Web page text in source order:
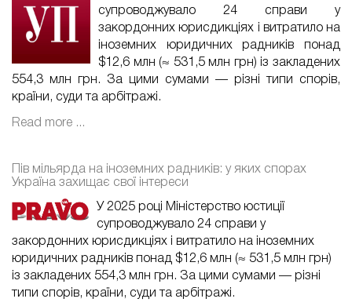
супроводжувало 24 справи у
закордонних юрисдикціях і витратило на
іноземних юридичних радників понад
$12,6 млн (≈ 531,5 млн грн) із закладених
554,3 млн грн. За цими сумами — різні типи спорів,
країни, суди та арбітражі.
Read more ...
Пів мільярда на іноземних радників: у яких спорах
Україна захищає свої інтереси
У 2025 році Міністерство юстиції
супроводжувало 24 справи у
закордонних юрисдикціях і витратило на іноземних
юридичних радників понад $12,6 млн (≈ 531,5 млн грн)
із закладених 554,3 млн грн. За цими сумами — різні
типи спорів, країни, суди та арбітражі.